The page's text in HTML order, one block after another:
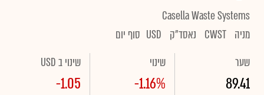
Casella Waste Systems
מניה CWST נאסד"ק USD סוף יום
שער
89.41
שינוי
-1.16%
שינוי ב USD
-1.05